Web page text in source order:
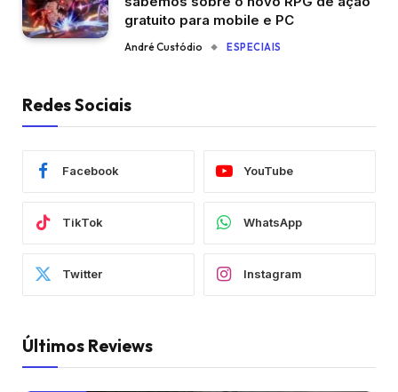
gratuito para mobile e PC
André Custódio ESPECIAIS
Redes Sociais
Facebook YouTube
TikTok WhatsApp
Twitter Instagram
Últimos Reviews